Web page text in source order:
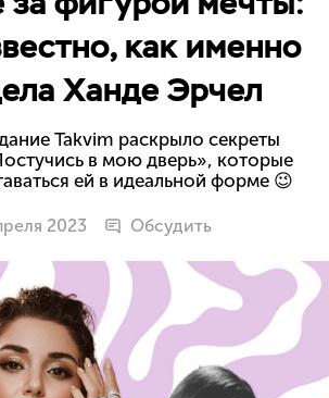
как именно
Ханде Эрчел
Takvim раскрыло секреты
в мою дверь», которые
ей в идеальной форме 😉
2023 Обсудить